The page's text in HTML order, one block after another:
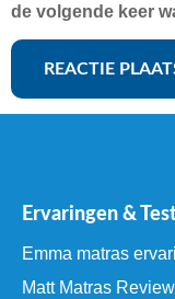
de volgende keer
Ervaringen &
Emma matras
Matt Matras